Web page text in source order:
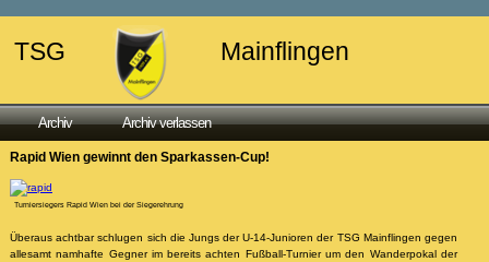
TSG Mainflingen
Archiv Archiv verlassen
Rapid Wien gewinnt den Sparkassen-Cup!
Turniersiegers Rapid Wien bei der Siegerehrung
Überaus achtbar schlugen sich die Jungs der U-14-Junioren der TSG Mainflingen gegen
allesamt namhafte Gegner im bereits achten Fußball-Turnier um den Wanderpokal der